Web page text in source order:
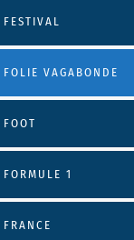
FESTIVAL
FOLIE VAGABONDE
FOOT
FORMULE 1
FRANCE